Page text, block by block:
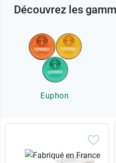
Découvrez les
Euphon